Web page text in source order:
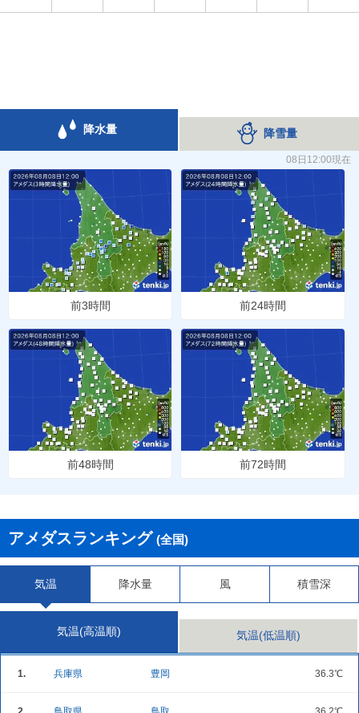
降水量 降雪量
08日12:00現在
前3時間 前24時間
前48時間 前72時間
アメダスランキング (全国)
気温 降水量 風 積雪深
気温(高温順) 気温(低温順)
1. 兵庫県 豊岡 36.3℃